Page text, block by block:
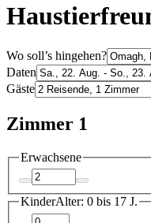
Wo soll’s hingehen?
Daten
Gäste
Zimmer 1
Erwachsene
KinderAlter: 0 bis 17 J.